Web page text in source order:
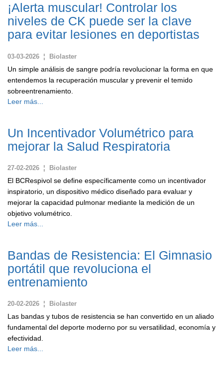
¡Alerta muscular! Controlar los
niveles de CK puede ser la clave
para evitar lesiones en deportistas
03-03-2026 ¦ Biolaster
Un simple análisis de sangre podría revolucionar la forma en que
entendemos la recuperación muscular y prevenir el temido
sobreentrenamiento.
Leer más...
Un Incentivador Volumétrico para
mejorar la Salud Respiratoria
27-02-2026 ¦ Biolaster
El BCRespivol se define específicamente como un incentivador
inspiratorio, un dispositivo médico diseñado para evaluar y
mejorar la capacidad pulmonar mediante la medición de un
objetivo volumétrico.
Leer más...
Bandas de Resistencia: El Gimnasio
portátil que revoluciona el
entrenamiento
20-02-2026 ¦ Biolaster
Las bandas y tubos de resistencia se han convertido en un aliado
fundamental del deporte moderno por su versatilidad, economía y
efectividad.
Leer más...